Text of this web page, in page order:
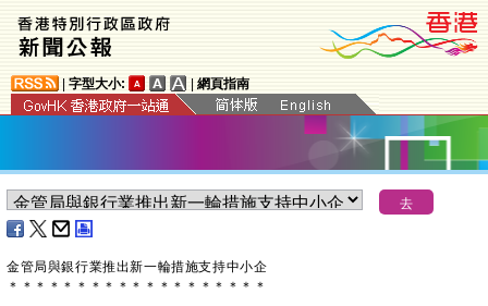
字型大小: 網頁指南
金管局與銀行業推出新一輪措施支持中小企
＊ ＊ ＊ ＊ ＊ ＊ ＊ ＊ ＊ ＊ ＊ ＊ ＊ ＊ ＊ ＊ ＊ ＊ ＊